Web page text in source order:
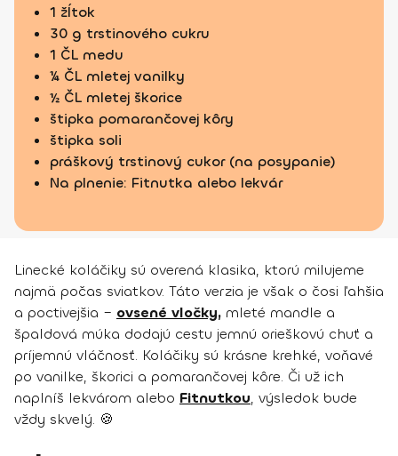
1 žĺtok
30 g trstinového cukru
1 ČL medu
¼ ČL mletej vanilky
½ ČL mletej škorice
štipka pomarančovej kôry
štipka soli
práškový trstinový cukor (na posypanie)
Na plnenie: Fitnutka alebo lekvár
Linecké koláčiky sú overená klasika, ktorú milujeme
najmä počas sviatkov. Táto verzia je však o čosi ľahšia
a poctivejšia – ovsené vločky, mleté mandle a
špaldová múka dodajú cestu jemnú orieškovú chuť a
príjemnú vláčnosť. Koláčiky sú krásne krehké, voňavé
po vanilke, škorici a pomarančovej kôre. Či už ich
naplníš lekvárom alebo Fitnutkou, výsledok bude
vždy skvelý. 🍪